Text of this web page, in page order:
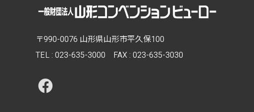
〒990-0076 山形県山形市平久保100
TEL : 023-635-3000 FAX : 023-635-3030